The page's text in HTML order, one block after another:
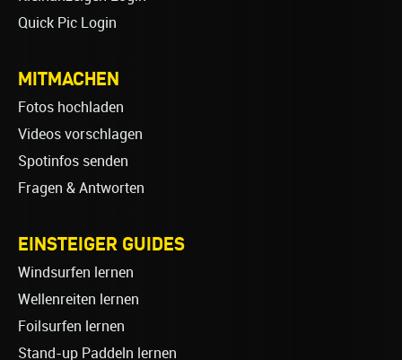
Quick Pic Login
MITMACHEN
Fotos hochladen
Videos vorschlagen
Spotinfos senden
Fragen & Antworten
EINSTEIGER GUIDES
Windsurfen lernen
Wellenreiten lernen
Foilsurfen lernen
Stand-up Paddeln lernen